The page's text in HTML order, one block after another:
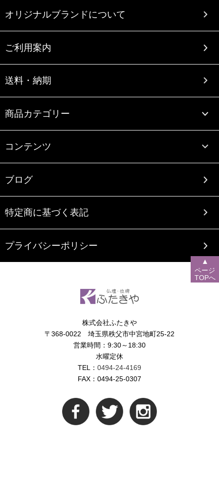
オリジナルブランドについて
ご利用案内
送料・納期
商品カテゴリー
コンテンツ
ブログ
特定商に基づく表記
プライバシーポリシー
株式会社ふたきや
〒368-0022 埼玉県秩父市中宮地町25-22
営業時間：9:30～18:30
水曜定休
TEL： 0494-24-4169
FAX：0494-25-0307
▲
ページ
TOPへ